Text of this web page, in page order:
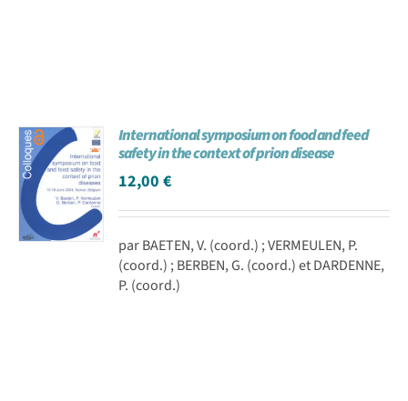
International symposium on food and feed
safety in the context of prion disease
12,00€
par BAETEN, V. (coord.) ; VERMEULEN, P.
(coord.) ; BERBEN, G. (coord.) et DARDENNE,
P. (coord.)